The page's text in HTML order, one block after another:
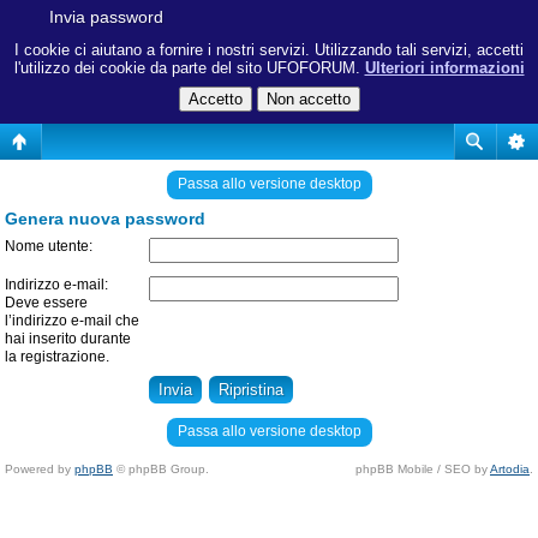
I cookie ci aiutano a fornire i nostri servizi. Utilizzando tali servizi, accetti
l'utilizzo dei cookie da parte del sito UFOFORUM. Ulteriori informazioni
Invia password
Passa allo versione desktop
Genera nuova password
Nome utente:
Indirizzo e-mail:
Deve essere
l’indirizzo e-mail che
hai inserito durante
la registrazione.
Passa allo versione desktop
Powered by phpBB © phpBB Group. phpBB Mobile / SEO byArtodia